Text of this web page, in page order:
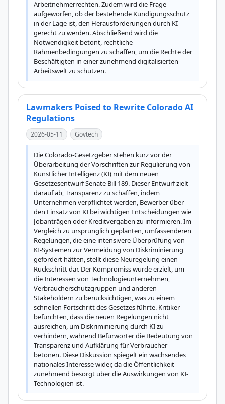
Arbeitnehmerrechten. Zudem wird die Frage
aufgeworfen, ob der bestehende Kündigungsschutz
in der Lage ist, den Herausforderungen durch KI
gerecht zu werden. Abschließend wird die
Notwendigkeit betont, rechtliche
Rahmenbedingungen zu schaffen, um die Rechte der
Beschäftigten in einer zunehmend digitalisierten
Arbeitswelt zu schützen.
Lawmakers Poised to Rewrite Colorado AI
Regulations
2026-05-11 Govtech
Die Colorado-Gesetzgeber stehen kurz vor der
Überarbeitung der Vorschriften zur Regulierung von
Künstlicher Intelligenz (KI) mit dem neuen
Gesetzesentwurf Senate Bill 189. Dieser Entwurf zielt
darauf ab, Transparenz zu schaffen, indem
Unternehmen verpflichtet werden, Bewerber über
den Einsatz von KI bei wichtigen Entscheidungen wie
Jobanträgen oder Kreditvergaben zu informieren. Im
Vergleich zu ursprünglich geplanten, umfassenderen
Regelungen, die eine intensivere Überprüfung von
KI-Systemen zur Vermeidung von Diskriminierung
gefordert hätten, stellt diese Neuregelung einen
Rückschritt dar. Der Kompromiss wurde erzielt, um
die Interessen von Technologieunternehmen,
Verbraucherschutzgruppen und anderen
Stakeholdern zu berücksichtigen, was zu einem
schnellen Fortschritt des Gesetzes führte. Kritiker
befürchten, dass die neuen Regelungen nicht
ausreichen, um Diskriminierung durch KI zu
verhindern, während Befürworter die Bedeutung von
Transparenz und Aufklärung für Verbraucher
betonen. Diese Diskussion spiegelt ein wachsendes
nationales Interesse wider, da die Öffentlichkeit
zunehmend besorgt über die Auswirkungen von KI-
Technologien ist.